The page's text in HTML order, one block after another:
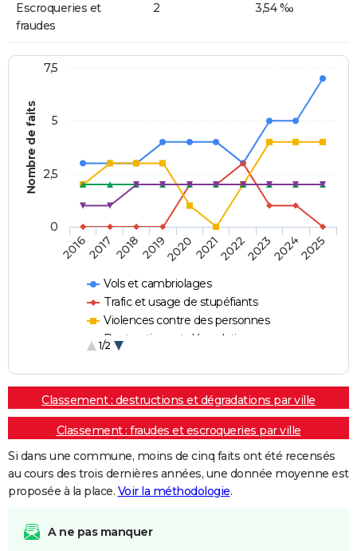
Escroqueries et
fraudes
2 3,54 ‰
Nombre de faits
Vols et cambriolages
Trafic et usage de stupéfiants
Violences contre des personnes
Destructions et dégradations
1/2
20162017 20182019202020212022202320242025
0
2,5
5
7,5
Classement : destructions et dégradations par ville
Classement : fraudes et escroqueries par ville
Si dans une commune, moins de cinq faits ont été recensés
au cours des trois dernières années, une donnée moyenne est
proposée à la place. Voir la méthodologie.
A ne pas manquer